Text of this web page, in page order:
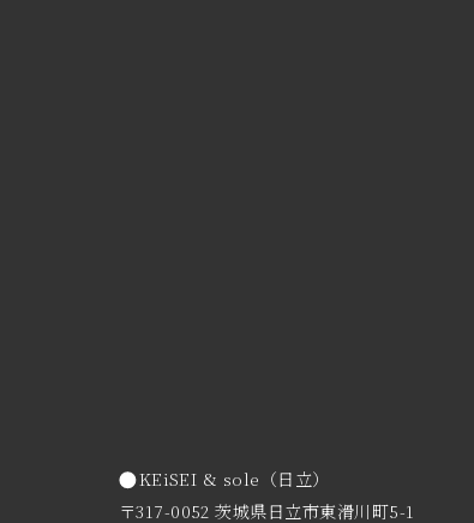
KEiSEI & sole（日立）
〒317-0052 茨城県日立市東滑川町5-1